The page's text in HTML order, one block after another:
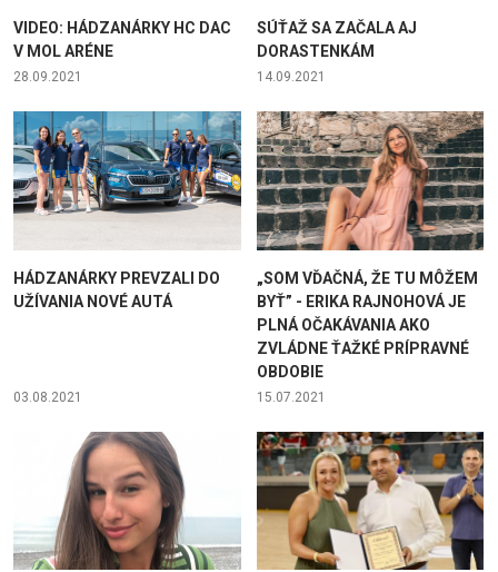
VIDEO: HÁDZANÁRKY HC DAC
V MOL ARÉNE
28.09.2021
SÚŤAŽ SA ZAČALA AJ
DORASTENKÁM
14.09.2021
HÁDZANÁRKY PREVZALI DO
UŽÍVANIA NOVÉ AUTÁ
03.08.2021
„SOM VĎAČNÁ, ŽE TU MÔŽEM
BYŤ” - ERIKA RAJNOHOVÁ JE
PLNÁ OČAKÁVANIA AKO
ZVLÁDNE ŤAŽKÉ PRÍPRAVNÉ
OBDOBIE
15.07.2021